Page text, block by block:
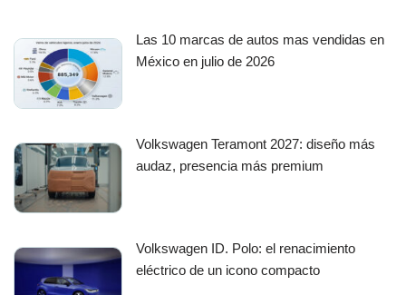
Las 10 marcas de autos mas vendidas en
México en julio de 2026
Volkswagen Teramont 2027: diseño más
audaz, presencia más premium
Volkswagen ID. Polo: el renacimiento
eléctrico de un icono compacto